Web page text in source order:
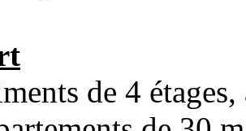
de 4 étages,